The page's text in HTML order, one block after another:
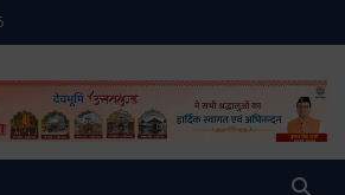
| Uttarakhand
News